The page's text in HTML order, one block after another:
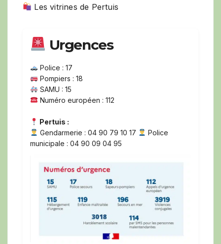
Les vitrines de Pertuis
Urgences
Police : 17
Pompiers : 18
SAMU : 15
Numéro européen : 112
Pertuis :
Gendarmerie : 04 90 79 10 17
Police
municipale : 04 90 09 04 95